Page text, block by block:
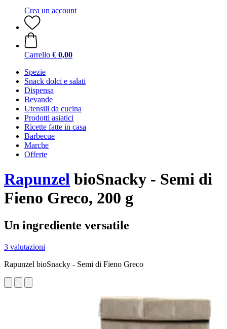
Crea un account
Carrello € 0,00
Spezie
Snack dolci e salati
Dispensa
Bevande
Utensili da cucina
Prodotti asiatici
Ricette fatte in casa
Barbecue
Marche
Offerte
Rapunzel bioSnacky - Semi di
Fieno Greco, 200 g
Un ingrediente versatile
3 valutazioni
Rapunzel bioSnacky - Semi di Fieno Greco